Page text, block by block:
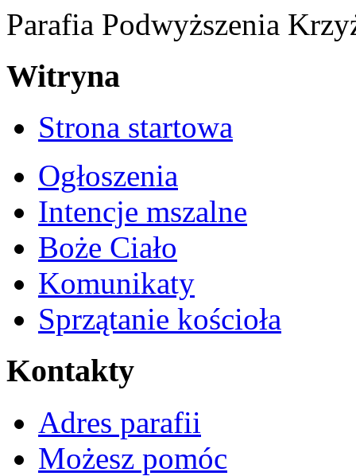
Parafia Podwyższenia
Witryna
Strona startowa
Ogłoszenia
Intencje mszalne
Boże Ciało
Komunikaty
Sprzątanie kościoła
Kontakty
Adres parafii
Możesz pomóc